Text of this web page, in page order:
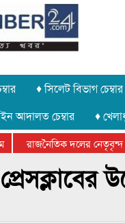
♦ সিলেট বিভাগ চেম্বার
আদালত চেম্বার ♦
রাজনৈতিক দলের নেতৃবৃন্দ
সিলেটে বাংলাদেশ গ্রুপ